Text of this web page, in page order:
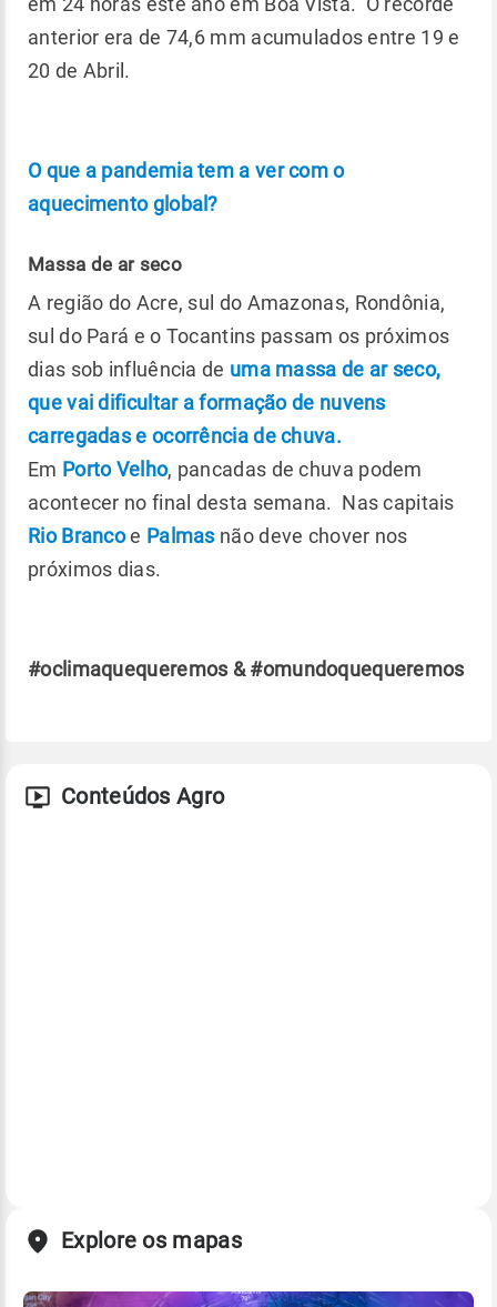
anterior era de 74,6 mm acumulados entre 19 e
20 de Abril.
O que a pandemia tem a ver com o
aquecimento global?
Massa de ar seco
A região do Acre, sul do Amazonas, Rondônia,
sul do Pará e o Tocantins passam os próximos
dias sob influência de uma massa de ar seco,
que vai dificultar a formação de nuvens
carregadas e ocorrência de chuva.
Em Porto Velho, pancadas de chuva podem
acontecer no final desta semana. Nas capitais
Rio Brancoe Palmasnão deve chover nos
próximos dias.
#oclimaquequeremos & #omundoquequeremos
Conteúdos Agro
Explore os mapas